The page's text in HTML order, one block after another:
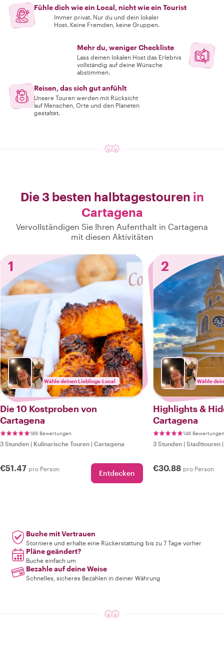
Fühle dich wie ein Local, nicht wie ein Tourist
Immer privat. Nur du und dein lokaler
Host. Keine Fremden, keine Gruppen.
Mehr du, weniger Checkliste
Lass deinen lokalen Host das Erlebnis
vollständig auf deine Wünsche
abstimmen.
Reisen, das sich gut anfühlt
Unsere Touren werden mit Rücksicht
auf Menschen, Orte und den Planeten
gestaltet.
Die 3 besten halbtagestouren in
Cartagena
Vervollständigen Sie Ihren Aufenthalt in Cartagena
mit diesen Aktivitäten
1
Wähle deinen Lieblings-Local
Die 10 Kostproben von
Cartagena
189 Bewertungen
3 Stunden | Kulinarische Touren | Cartagena
€51.47 pro Person Entdecken
2
Wähle
Highlights &
Cartagena
146 Bewertungen
3 Stunden | Stadttouren
€30.88 pro Person
Buche mit Vertrauen
Storniere und erhalte eine Rückerstattung bis zu 7 Tage vorher
Pläne geändert?
Buche einfach um
Bezahle auf deine Weise
Schnelles, sicheres Bezahlen in deiner Währung